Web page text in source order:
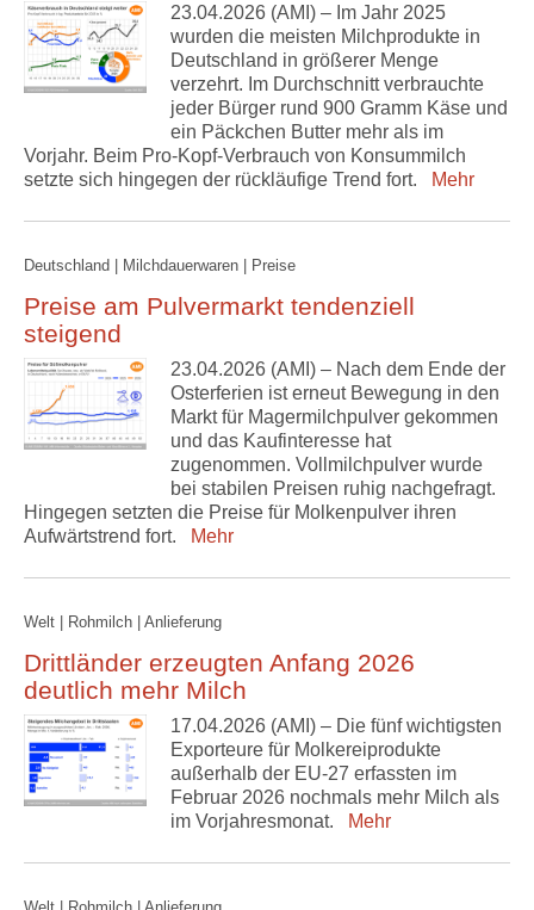
23.04.2026 (AMI) – Im Jahr 2025
wurden die meisten Milchprodukte in
Deutschland in größerer Menge
verzehrt. Im Durchschnitt verbrauchte
jeder Bürger rund 900 Gramm Käse und
ein Päckchen Butter mehr als im
Vorjahr. Beim Pro-Kopf-Verbrauch von Konsummilch
setzte sich hingegen der rückläufige Trend fort.
Mehr
Deutschland | Milchdauerwaren | Preise
Preise am Pulvermarkt tendenziell
steigend
23.04.2026 (AMI) – Nach dem Ende der
Osterferien ist erneut Bewegung in den
Markt für Magermilchpulver gekommen
und das Kaufinteresse hat
zugenommen. Vollmilchpulver wurde
bei stabilen Preisen ruhig nachgefragt.
Hingegen setzten die Preise für Molkenpulver ihren
Aufwärtstrend fort.
Mehr
Welt | Rohmilch | Anlieferung
Drittländer erzeugten Anfang 2026
deutlich mehr Milch
17.04.2026 (AMI) – Die fünf wichtigsten
Exporteure für Molkereiprodukte
außerhalb der EU-27 erfassten im
Februar 2026 nochmals mehr Milch als
im Vorjahresmonat.
Mehr